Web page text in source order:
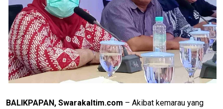
BALIKPAPAN, Swarakaltim.com – Akibat kemarau yang